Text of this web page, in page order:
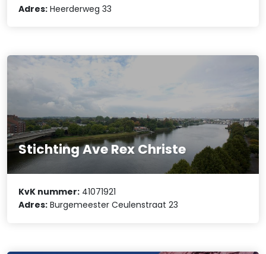
Adres: Heerderweg 33
Stichting Ave Rex Christe
KvK nummer: 41071921
Adres: Burgemeester Ceulenstraat 23